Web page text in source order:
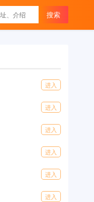
进入
进入
进入
进入
进入
进入